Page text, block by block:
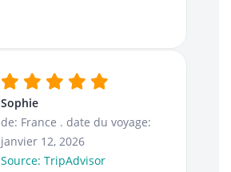
Sophie
de: France . date du voyage:
janvier 12, 2026
Source: TripAdvisor